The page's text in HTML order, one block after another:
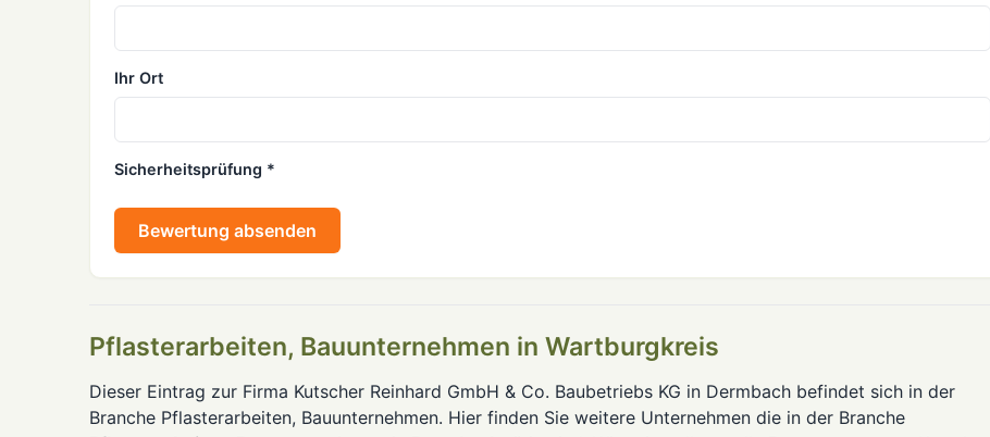
Ihr Ort
Sicherheitsprüfung *
Bewertung absenden
Pflasterarbeiten, Bauunternehmen in Wartburgkreis
Dieser Eintrag zur Firma Kutscher Reinhard GmbH & Co. Baubetriebs KG in Dermbach befindet sich in der
Branche Pflasterarbeiten, Bauunternehmen. Hier finden Sie weitere Unternehmen die in der Branche